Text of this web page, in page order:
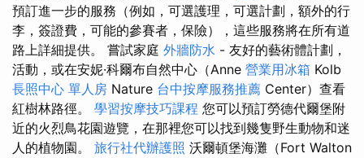
預訂進一步的服務（例如，可選護理，可選計劃，額外的行
李，簽證費，可能的參賽者，保險），這些服務將在所有道
路上詳細提供。 嘗試家庭 外牆防水 - 友好的藝術體計劃，
活動，或在安妮·科爾布自然中心（Anne 營業用冰箱 Kolb
長照中心 單人房 Nature 台中按摩服務推薦 Center）查看
紅樹林路徑。 學習按摩技巧課程 您可以預訂勞德代爾堡附
近的火烈鳥花園遊覽，在那裡您可以找到幾隻野生動物和迷
人的植物園。 旅行社代辦護照 沃爾頓堡海灘（Fort Walton